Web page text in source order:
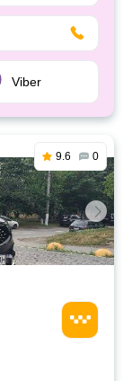
Viber
9.6 0